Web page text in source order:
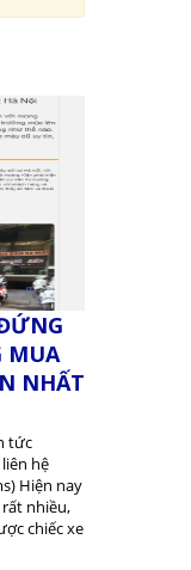
MUA
NHẤT
tức
hệ
Hiện nay
nhiều,
chiếc xe